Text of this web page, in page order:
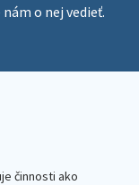
o nej vedieť.
činnosti ako